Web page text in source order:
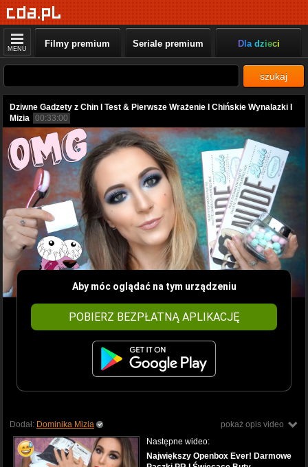
MENU Filmy premium Seriale premium Dla dzieci
szukaj
Dziwne Gadzety z Chin I Test & Pierwsze Wrażenie I Chińskie Wynalazki I
Mizia 00:33:00
Aby móc oglądać na tym urządzeniu
POBIERZ BEZPŁATNĄ APLIKACJĘ
pokaż opis video
Dodał: Dominika Mizia
Następne wideo:
Największy Openbox Ever! Darmowe